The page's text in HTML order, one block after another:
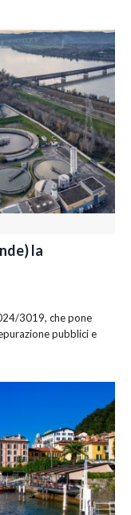
la
3019, che pone
pubblici e